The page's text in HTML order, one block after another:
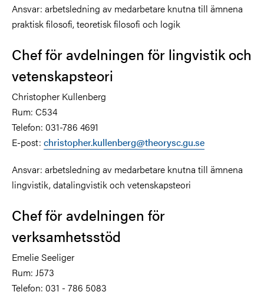
Ansvar: arbetsledning av medarbetare knutna till ämnena
praktisk filosofi, teoretisk filosofi och logik
Chef för avdelningen för lingvistik och
vetenskapsteori
Christopher Kullenberg
Rum: C534
Telefon: 031-786 4691
E-post: christopher.kullenberg@theorysc.gu.se
Ansvar: arbetsledning av medarbetare knutna till ämnena
lingvistik, datalingvistik och vetenskapsteori
Chef för avdelningen för
verksamhetsstöd
Emelie Seeliger
Rum: J573
Telefon: 031 - 786 5083